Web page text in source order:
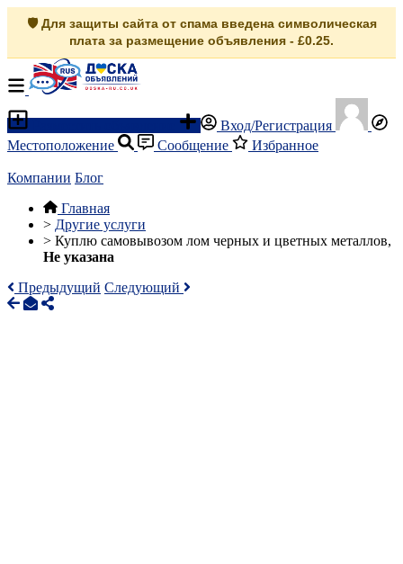
🛡️ Для защиты сайта от спама введена символическая
плата за размещение объявления - £0.25.
Вход/Регистрация
Местоположение
Сообщение Избранное
Компании Блог
Главная
> Другие услуги
> Куплю самовывозом лом черных и цветных металлов,
Не указана
Предыдущий Следующий